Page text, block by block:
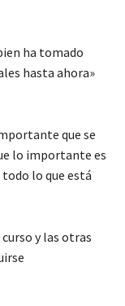
ha tomado
hasta ahora»
que se
lo importante es
todo lo que está
y las otras